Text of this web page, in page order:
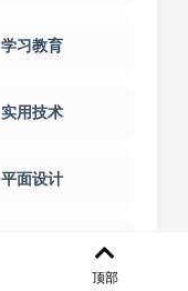
学习教育
实用技术
平面设计
顶部